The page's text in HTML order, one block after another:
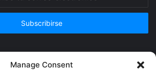
Manage Consent